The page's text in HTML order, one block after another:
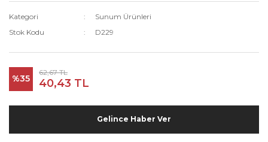
Kategori
Sunum Ürünleri
Stok Kodu
D229
%35
62,67 TL
40,43 TL
Gelince Haber Ver